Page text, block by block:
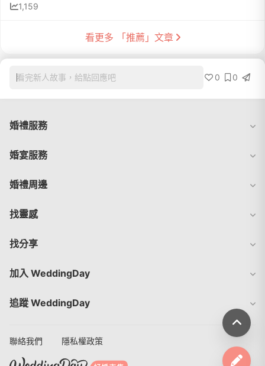
1,159
看更多 「推薦」文章
看完新人故事，給點回應吧 0 0
婚禮服務
婚宴服務
婚禮周邊
找靈感
找分享
加入 WeddingDay
追蹤 WeddingDay
聯絡我們 隱私權政策